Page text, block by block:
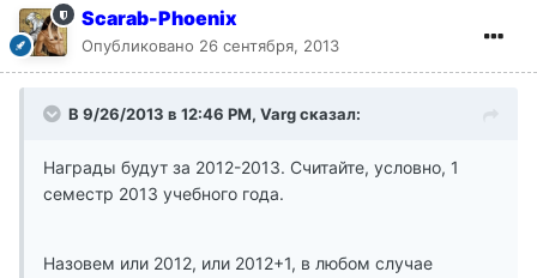
Scarab-Phoenix
Опубликовано 26 сентября, 2013
В 9/26/2013 в 12:46 PM, Varg сказал:
Награды будут за 2012-2013. Считайте, условно, 1
семестр 2013 учебного года.
Назовем или 2012, или 2012+1, в любом случае